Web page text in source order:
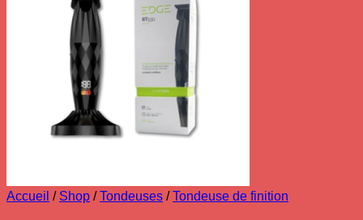
Accueil / Shop / Tondeuses / Tondeuse de finition